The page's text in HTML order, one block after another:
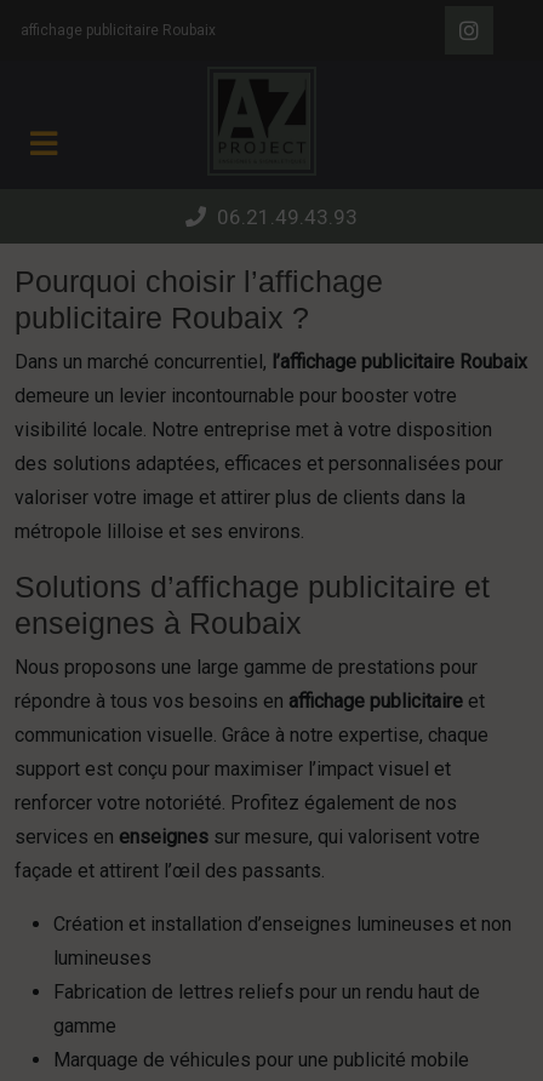
affichage publicitaire Roubaix
06.21.49.43.93
Pourquoi choisir l’affichage
publicitaire Roubaix ?
Dans un marché concurrentiel, l’affichage publicitaire Roubaix
demeure un levier incontournable pour booster votre
visibilité locale. Notre entreprise met à votre disposition
des solutions adaptées, efficaces et personnalisées pour
valoriser votre image et attirer plus de clients dans la
métropole lilloise et ses environs.
Solutions d’affichage publicitaire et
enseignes à Roubaix
Nous proposons une large gamme de prestations pour
répondre à tous vos besoins en affichage publicitaire et
communication visuelle. Grâce à notre expertise, chaque
support est conçu pour maximiser l’impact visuel et
renforcer votre notoriété. Profitez également de nos
services en enseignes sur mesure, qui valorisent votre
façade et attirent l’œil des passants.
Création et installation d’enseignes lumineuses et non
lumineuses
Fabrication de lettres reliefs pour un rendu haut de
gamme
Marquage de véhicules pour une publicité mobile